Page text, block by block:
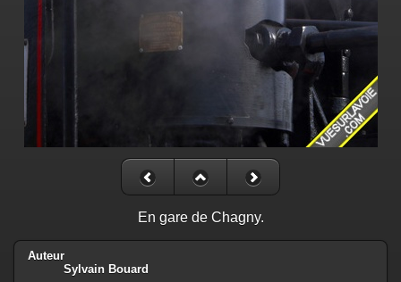
En gare de Chagny.
Auteur
Sylvain Bouard